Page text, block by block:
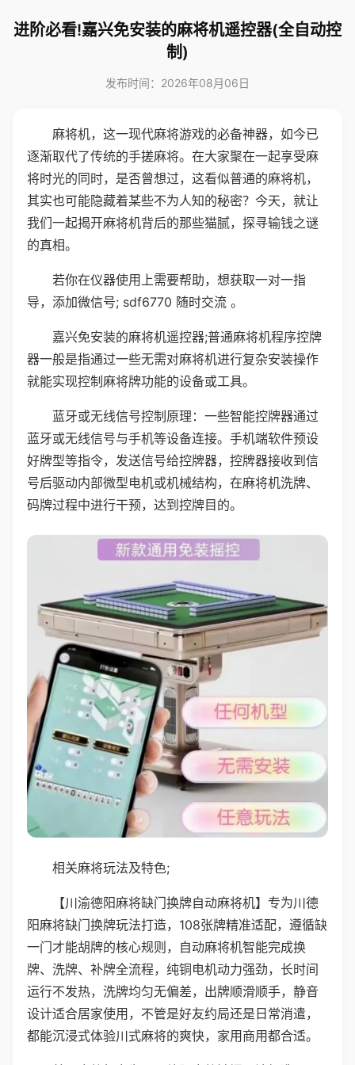
进阶必看!嘉兴免安装的麻将机遥控器(全自动控
制)
发布时间：2026年08月06日
麻将机，这一现代麻将游戏的必备神器，如今已
逐渐取代了传统的手搓麻将。在大家聚在一起享受麻
将时光的同时，是否曾想过，这看似普通的麻将机，
其实也可能隐藏着某些不为人知的秘密？今天，就让
我们一起揭开麻将机背后的那些猫腻，探寻输钱之谜
的真相。
若你在仪器使用上需要帮助，想获取一对一指
导，添加微信号; sdf6770 随时交流 。
嘉兴免安装的麻将机遥控器;普通麻将机程序控牌
器一般是指通过一些无需对麻将机进行复杂安装操作
就能实现控制麻将牌功能的设备或工具。
蓝牙或无线信号控制原理：一些智能控牌器通过
蓝牙或无线信号与手机等设备连接。手机端软件预设
好牌型等指令，发送信号给控牌器，控牌器接收到信
号后驱动内部微型电机或机械结构，在麻将机洗牌、
码牌过程中进行干预，达到控牌目的。
相关麻将玩法及特色;
【川渝德阳麻将缺门换牌自动麻将机】专为川德
阳麻将缺门换牌玩法打造，108张牌精准适配，遵循缺
一门才能胡牌的核心规则，自动麻将机智能完成换
牌、洗牌、补牌全流程，纯铜电机动力强劲，长时间
运行不发热，洗牌均匀无偏差，出牌顺滑顺手，静音
设计适合居家使用，不管是好友约局还是日常消遣，
都能沉浸式体验川式麻将的爽快，家用商用都合适。